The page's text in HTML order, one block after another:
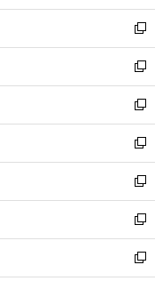
開
く
ウ
で
開
く
ン
ド
ウ
で
開
く
ウ
ィ
ン
ド
ウ
で
開
く
新
し
い
ウ
ィ
ン
ド
ウ
で
開
く
新
し
い
ウ
ィ
ン
ド
ウ
で
開
く
新
し
い
ウ
ィ
ン
ド
ウ
で
開
新
し
い
ウ
ィ
ン
ド
ウ
新
し
い
ウ
ィ
新
し
い
新